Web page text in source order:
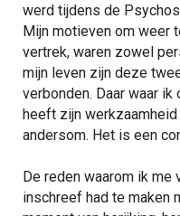
werd tijdens de
Mijn motieven om weer
vertrek, waren zowel
mijn leven zijn deze
verbonden. Daar waar
heeft zijn
andersom. Het is een
De reden waarom ik me
inschreef had te maken